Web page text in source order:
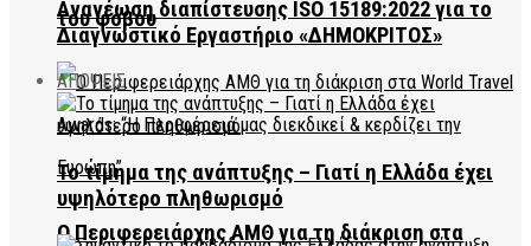
του φόβου
Ο Περιφερειάρχης ΑΜΘ για τη διάκριση στα
Ανανέωση διαπίστευσης ISO 15189:2022 για το
Διαγνωστικό Εργαστήριο «ΔΗΜΟΚΡΙΤΟΣ»
ΑΠΟΨΕΙΣ
Το τίμημα της ανάπτυξης – Γιατί η Ελλάδα έχει
υψηλότερο πληθωρισμό